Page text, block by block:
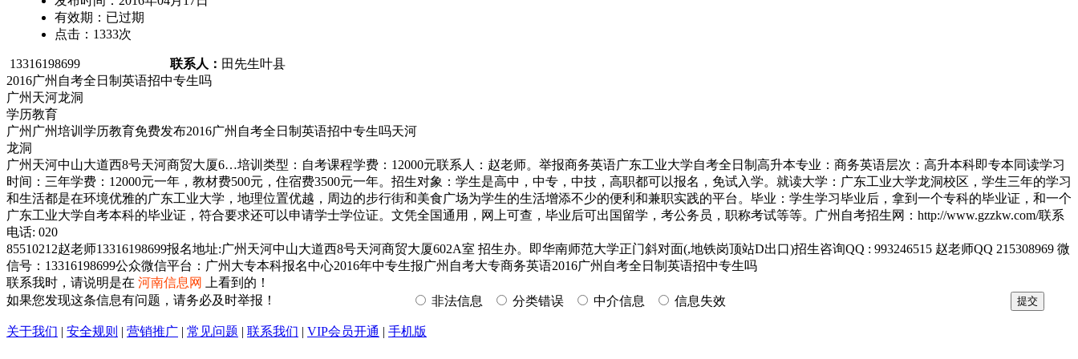
有效期： 已过期
点击： 1333次
13316198699 联系人： 田先生叶县
2016广州自考全日制英语招中专生吗
广州天河龙洞
学历教育
广州广州培训学历教育免费发布2016广州自考全日制英语招中专生吗天河
龙洞
广州天河中山大道西8号天河商贸大厦6…培训类型：自考课程学费：12000元联系人：赵老师。举报商务英语广东工业大学自考全日制高升本专业：商务英语层次：高升本科即专本同读学习
时间：三年学费：12000元一年，教材费500元，住宿费3500元一年。招生对象：学生是高中，中专，中技，高职都可以报名，免试入学。就读大学：广东工业大学龙洞校区，学生三年的学习
和生活都是在环境优雅的广东工业大学，地理位置优越，周边的步行街和美食广场为学生的生活增添不少的便利和兼职实践的平台。毕业：学生学习毕业后，拿到一个专科的毕业证，和一个
广东工业大学自考本科的毕业证，符合要求还可以申请学士学位证。文凭全国通用，网上可查，毕业后可出国留学，考公务员，职称考试等等。广州自考招生网：http://www.gzzkw.com/联系
电话: 020
85510212赵老师13316198699报名地址:广州天河中山大道西8号天河商贸大厦602A室 招生办。即华南师范大学正门斜对面(,地铁岗顶站D出口)招生咨询QQ : 993246515 赵老师QQ 215308969 微
信号：13316198699公众微信平台：广州大专本科报名中心2016年中专生报广州自考大专商务英语2016广州自考全日制英语招中专生吗
联系我时，请说明是在 河南信息网
上看到的！
如果您发现这条信息有问题，请务必及时举报！
非法信息 分类错误 中介信息 信息失效
关于我们 | 安全规则 | 营销推广 | 常见问题 | 联系我们 | VIP会员开通 | 手机版